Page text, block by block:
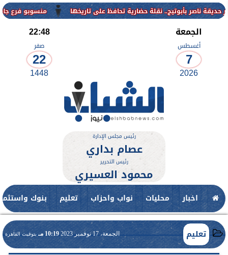
منسوبو فرع جامعة الأزهر للوجه
الجمعة
أغسطس
7
2026
22:48
صفر
22
1448
رئيس مجلس الإدارة
عصام بداري
رئيس التحرير
محمود العسيري
اخبار محليات نواب واحزاب تعليم بنوك
تعليم الجمعة، 17 نوفمبر 2023 10:19 مـ بتوقيت القاهرة